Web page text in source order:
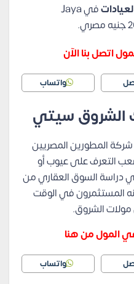
في Jaya
اتصل بنا الآن
واتساب
الشروق سيتي
شركة المطورين المصريين
التعرف على عيوب أو
السوق العقاري من
المستثمرون في الوقت
الشروق.
المول من هنا
واتساب